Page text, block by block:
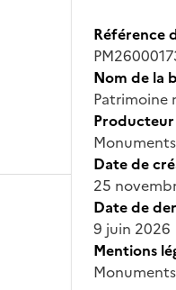
Référence
Nom de la
Patrimoine
Producteur
Date de
25
Date de
9 juin 2026
Mentions